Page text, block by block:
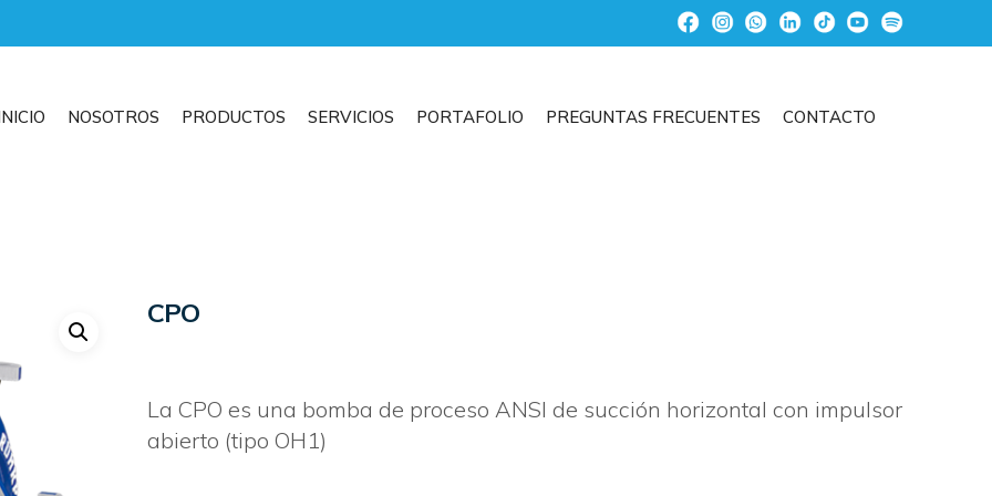
NOSOTROS PRODUCTOS SERVICIOS PORTAFOLIO PREGUNTAS FRECUENTES CONTACTO
CPO
La CPO es una bomba de proceso ANSI de succión horizontal con impulsor
abierto (tipo OH1)